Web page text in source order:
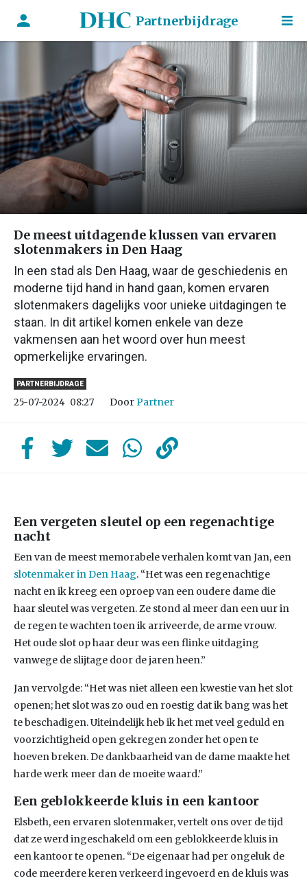
Partnerbijdrage
De meest uitdagende klussen van ervaren
slotenmakers in Den Haag
In een stad als Den Haag, waar de geschiedenis en
moderne tijd hand in hand gaan, komen ervaren
slotenmakers dagelijks voor unieke uitdagingen te
staan. In dit artikel komen enkele van deze
vakmensen aan het woord over hun meest
opmerkelijke ervaringen.
PARTNERBIJDRAGE
25-07-2024 08:27 DoorPartner
Een vergeten sleutel op een regenachtige
nacht
Een van de meest memorabele verhalen komt van Jan, een
slotenmaker in Den Haag. “Het was een regenachtige
nacht en ik kreeg een oproep van een oudere dame die
haar sleutel was vergeten. Ze stond al meer dan een uur in
de regen te wachten toen ik arriveerde, de arme vrouw.
Het oude slot op haar deur was een flinke uitdaging
vanwege de slijtage door de jaren heen.”
Jan vervolgde: “Het was niet alleen een kwestie van het slot
openen; het slot was zo oud en roestig dat ik bang was het
te beschadigen. Uiteindelijk heb ik het met veel geduld en
voorzichtigheid open gekregen zonder het open te
hoeven breken. De dankbaarheid van de dame maakte het
harde werk meer dan de moeite waard.”
Een geblokkeerde kluis in een kantoor
Elsbeth, een ervaren slotenmaker, vertelt ons over de tijd
dat ze werd ingeschakeld om een geblokkeerde kluis in
een kantoor te openen. “De eigenaar had per ongeluk de
code meerdere keren verkeerd ingevoerd en de kluis was